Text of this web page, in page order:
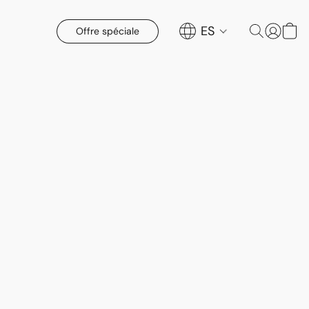
Offre spéciale ES